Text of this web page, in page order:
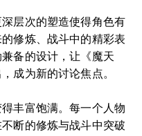
层次的塑造使得角色有
修炼、战斗中的精彩表
备的设计，让《魔天
成为新的讨论焦点。
丰富饱满。每一个人物
断的修炼与战斗中突破